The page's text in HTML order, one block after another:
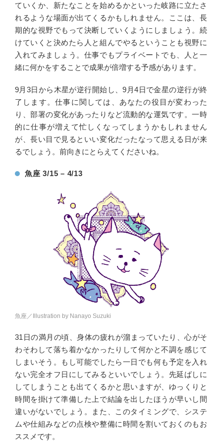
ていくか、新たなことを始めるかといった岐路に立たさ
れるような場面が出てくるかもしれません。ここは、長
期的な視野でもって決断していくようにしましょう。続
けていくと決めたら人と組んでやるということも視野に
入れてみましょう。仕事でもプライベートでも、人と一
緒に何かをすることで成果が倍増する予感があります。
9月3日から木星が逆行開始し、9月4日で金星の逆行が終
了します。仕事に関しては、あなたの役目が変わった
り、部署の変化があったりなど流動的な運気です。一時
的に仕事が増えて忙しくなってしまうかもしれません
が、長い目で見るといい変化だったなって思える日が来
るでしょう。前向きにとらえてくださいね。
魚座 3/15 – 4/13
魚座／Illustration by Nanayo Suzuki
31日の満月の頃、身体の疲れが溜まっていたり、心がそ
わそわして落ち着かなかったりして何かと不調を感じて
しまいそう。もし可能でしたら一日でも何も予定を入れ
ない完全オフ日にしてみるといいでしょう。先延ばしに
してしまうことも出てくるかと思いますが、ゆっくりと
時間を掛けて準備した上で結論を出したほうが早いし間
違いがないでしょう。また、このタイミングで、システ
ムや仕組みなどの点検や整備に時間を割いておくのもお
ススメです。